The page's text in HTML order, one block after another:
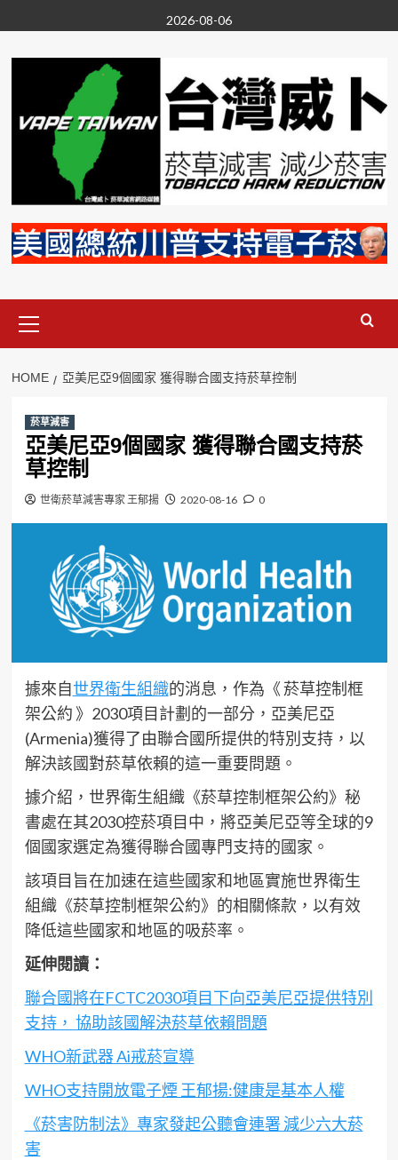
to
content
2026-08-06
Menu
HOME 亞美尼亞9個國家 獲得聯合國支持菸草控制
菸草減害
亞美尼亞9個國家 獲得聯合國支持菸
草控制
世衛菸草減害專家 王郁揚 2020-08-16 0
據來自世界衛生組織的消息，作為《 菸草控制框
架公約 》2030項目計劃的一部分，亞美尼亞
(Armenia)獲得了由聯合國所提供的特別支持，以
解決該國對菸草依賴的這一重要問題。
據介紹，世界衛生組織《菸草控制框架公約》秘
書處在其2030控菸項目中，將亞美尼亞等全球的9
個國家選定為獲得聯合國專門支持的國家。
該項目旨在加速在這些國家和地區實施世界衛生
組織《菸草控制框架公約》的相關條款，以有效
降低這些國家和地區的吸菸率。
延伸閱讀：
聯合國將在FCTC2030項目下向亞美尼亞提供特別
支持， 協助該國解決菸草依賴問題
WHO新武器 Ai戒菸宣導
WHO支持開放電子煙 王郁揚:健康是基本人權
《菸害防制法》專家發起公聽會連署 減少六大菸
害